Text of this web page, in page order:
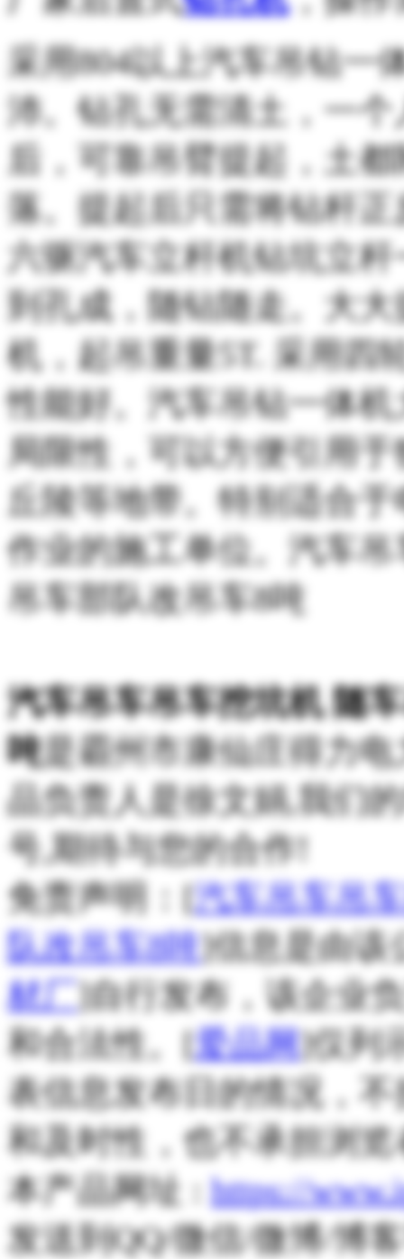
采用804以上汽车吊钻一
沛。钻孔无需清土，一
后，可靠吊臂提起，土
落。提起后只需将钻杆
六驱汽车立杆机钻坑立
到孔成，随钻随走。大
机，起吊重量5T. 采用四
性能好。汽车吊钻一体
局限性，可以方便引用
丘陵等地带。特别适合
作业的施工单位。汽车
吊车部队改吊车8吨
汽车吊车吊车挖坑机 随
吨是霸州市康仙庄得力
品负责人是徐文娟,我们
号,期待与您的合作!
免责声明：[汽车吊车吊
队改吊车8吨]信息是由该
材厂]自行发布，该企业
和合法性。[爱品网]仅列
表信息发布日的情况，
和及时性，也不承担浏
本产品网址 :https://
发送到QQ/微信/微博/博